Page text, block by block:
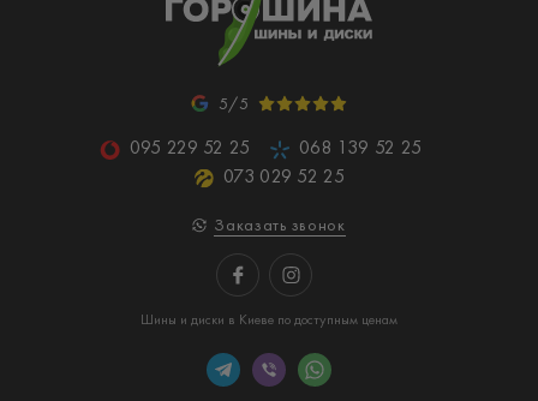
5/5
095 229 52 25
068 139 52 25
073 029 52 25
Заказать звонок
Шины и диски в Киеве по доступным ценам